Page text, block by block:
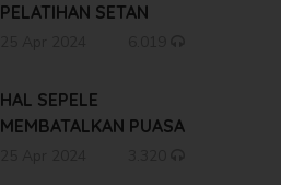
PELATIHAN SETAN
HAL SEPELE
MEMBATALKAN PUASA